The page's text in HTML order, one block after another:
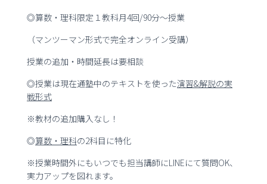
◎算数・理科限定１教科月4回/90分～授業
（マンツーマン形式で完全オンライン受講）
授業の追加・時間延長は要相談
◎授業は現在通塾中のテキストを使った演習&解説の実
戦形式
※教材の追加購入なし！
◎算数・理科の2科目に特化
※授業時間外にもいつでも担当講師にLINEにて質問OK、
実力アップを図れます。